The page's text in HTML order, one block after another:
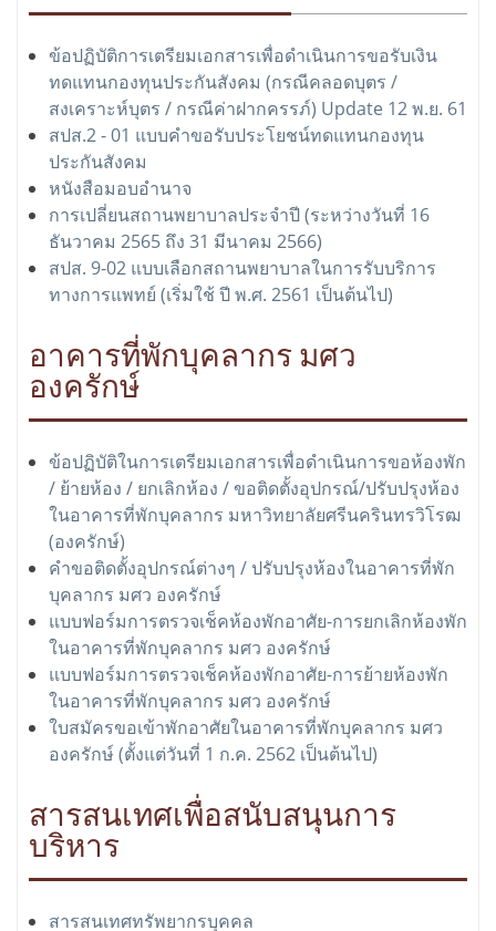
ข้อปฏิบัติการเตรียมเอกสารเพื่อดำเนินการขอรับเงิน
ทดแทนกองทุนประกันสังคม (กรณีคลอดบุตร /
สงเคราะห์บุตร / กรณีค่าฝากครรภ์) Update 12 พ.ย. 61
สปส.2 - 01 แบบคำขอรับประโยชน์ทดแทนกองทุน
ประกันสังคม
หนังสือมอบอำนาจ
การเปลี่ยนสถานพยาบาลประจำปี (ระหว่างวันที่ 16
ธันวาคม 2565 ถึง 31 มีนาคม 2566)
สปส. 9-02 แบบเลือกสถานพยาบาลในการรับบริการ
ทางการแพทย์ (เริ่มใช้ ปี พ.ศ. 2561 เป็นต้นไป)
อาคารที่พักบุคลากร มศว
องครักษ์
ข้อปฏิบัติในการเตรียมเอกสารเพื่อดำเนินการขอห้องพัก
/ ย้ายห้อง / ยกเลิกห้อง / ขอติดตั้งอุปกรณ์/ปรับปรุงห้อง
ในอาคารที่พักบุคลากร มหาวิทยาลัยศรีนครินทรวิโรฒ
(องครักษ์)
คำขอติดตั้งอุปกรณ์ต่างๆ / ปรับปรุงห้องในอาคารที่พัก
บุคลากร มศว องครักษ์
แบบฟอร์มการตรวจเช็คห้องพักอาศัย-การยกเลิกห้องพัก
ในอาคารที่พักบุคลากร มศว องครักษ์
แบบฟอร์มการตรวจเช็คห้องพักอาศัย-การย้ายห้องพัก
ในอาคารที่พักบุคลากร มศว องครักษ์
ใบสมัครขอเข้าพักอาศัยในอาคารที่พักบุคลากร มศว
องครักษ์ (ตั้งแต่วันที่ 1 ก.ค. 2562 เป็นต้นไป)
สารสนเทศเพื่อสนับสนุนการ
บริหาร
สารสนเทศทรัพยากรบุคคล